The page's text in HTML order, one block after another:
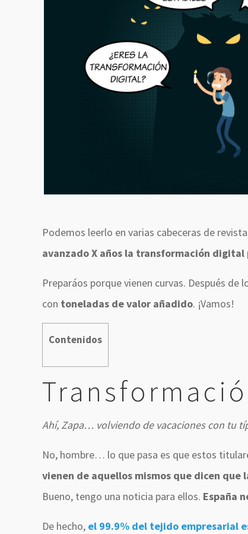
Podemos leerlo en varias cabeceras de
avanzado X años la transformación digital
Preparáos porque vienen curvas. Después
con toneladas de valor añadido. ¡Vamos!
Contenidos
Ahí, Zapa… volviendo de vacaciones con tu
No, hombre… lo que pasa es que estos
vienen de aquellos mismos que dicen que
Bueno, tengo una noticia para ellos. España
De hecho, el 99.9% del tejido empresarial